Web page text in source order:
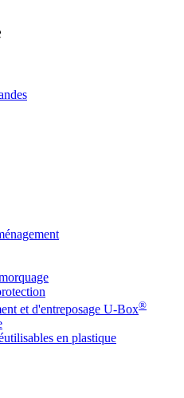
et d'entreposage U-Box®
en plastique